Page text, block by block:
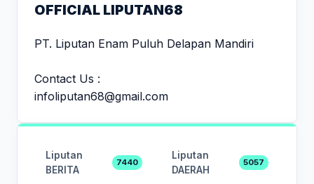
OFFICIAL LIPUTAN68
PT. Liputan Enam Puluh Delapan Mandiri
Contact Us :
infoliputan68@gmail.com
Liputan
BERITA
7440
Liputan
DAERAH
5057